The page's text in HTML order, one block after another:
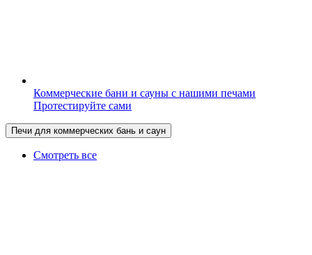
Коммерческие бани и сауны с нашими печами
Протестируйте сами
Печи для коммерческих бань и саун
Смотреть все